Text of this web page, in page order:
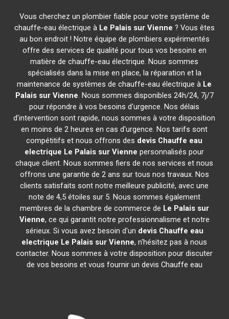
Vous cherchez un plombier fiable pour votre système de
chauffe-eau électrique à Le Palais sur Vienne ? Vous êtes
au bon endroit ! Notre équipe de plombiers expérimentés
offre des services de qualité pour tous vos besoins en
matière de chauffe-eau électrique. Nous sommes
spécialisés dans la mise en place, la réparation et la
maintenance de systèmes de chauffe-eau électrique à Le
Palais sur Vienne. Nous sommes disponibles 24h/24, 7j/7
pour répondre à vos besoins d'urgence. Nos délais
d'intervention sont rapide, nous sommes à votre disposition
en moins de 2 heures en cas d'urgence. Nos tarifs sont
compétitifs et nous offrons des devis Chauffe eau
electrique Le Palais sur Vienne personnalisés pour
chaque client. Nous sommes fiers de nos services et nous
offrons une garantie de 2 ans sur tous nos travaux. Nos
clients satisfaits sont notre meilleure publicité, avec une
note de 4,5 étoiles sur 5. Nous sommes également
membres de la chambre de commerce de Le Palais sur
Vienne, ce qui garantit notre professionnalisme et notre
sérieux. Si vous avez besoin d'un devis Chauffe eau
electrique Le Palais sur Vienne, n'hésitez pas à nous
contacter. Nous sommes à votre disposition pour discuter
de vos besoins et vous fournir un devis Chauffe eau